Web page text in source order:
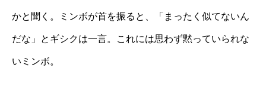
かと聞く。ミンボが首を振ると、「まったく似てないん
だな」とギシクは一言。これには思わず黙っていられな
いミンボ。